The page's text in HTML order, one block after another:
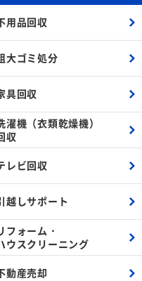
用品回収
大ゴミ処分
具回収
濯機（衣類乾燥機）
収
レビ回収
越しサポート
フォーム・
ウスクリーニング
動産売却